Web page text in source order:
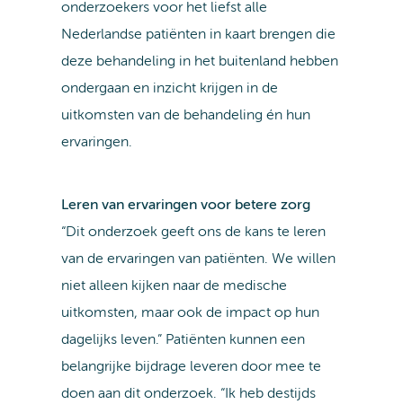
onderzoekers voor het liefst alle
Nederlandse patiënten in kaart brengen die
deze behandeling in het buitenland hebben
ondergaan en inzicht krijgen in de
uitkomsten van de behandeling én hun
ervaringen.
Leren van ervaringen voor betere zorg
“Dit onderzoek geeft ons de kans te leren
van de ervaringen van patiënten. We willen
niet alleen kijken naar de medische
uitkomsten, maar ook de impact op hun
dagelijks leven.” Patiënten kunnen een
belangrijke bijdrage leveren door mee te
doen aan dit onderzoek. “Ik heb destijds